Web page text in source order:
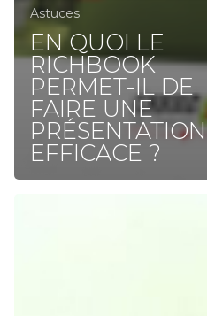
Astuces
EN QUOI LE
RICHBOOK
PERMET-IL DE
FAIRE UNE
PRÉSENTATION
EFFICACE ?